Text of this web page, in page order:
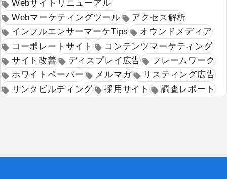
Webサイトリニューアル
Webマーケティングツール
アクセス解析
インフルエンサーマーケTips
オウンドメディア
コーポレートサイト
コンテンツマーケティング
サイト改善
ディスプレイ広告
フレームワーク
ホワイトペーパー
メルマガ
リスティング広告
リンクビルディング
採用サイト 調査レポート